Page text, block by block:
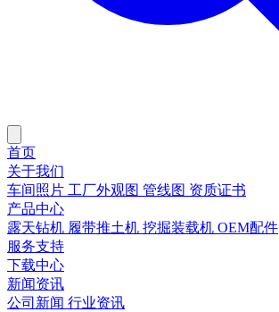
首页
关于我们
车间照片 工厂外观图 管线图 资质证书
产品中心
露天钻机 履带推土机 挖掘装载机 OEM配件
服务支持
下载中心
新闻资讯
公司新闻 行业资讯